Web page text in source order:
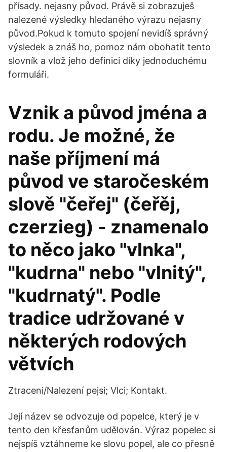
přísady. nejasny původ. Právě si zobrazuješ
nalezené výsledky hledaného výrazu nejasny
původ.Pokud k tomuto spojení nevidíš správný
výsledek a znáš ho, pomoz nám obohatit tento
slovník a vlož jeho definici díky jednoduchému
formuláři.
Vznik a původ jména a
rodu. Je možné, že
naše příjmení má
původ ve staročeském
slově "čeřej" (čeřěj,
czerzieg) - znamenalo
to něco jako "vlnka",
"kudrna" nebo "vlnitý",
"kudrnatý". Podle
tradice udržované v
některých rodových
větvích
Ztraceni/Nalezení pejsi; Vlci; Kontakt.
Její název se odvozuje od popelce, který je v
tento den křesťanům udělován. Výraz popelec si
nejspíš vztáhneme ke slovu popel, ale co přesně